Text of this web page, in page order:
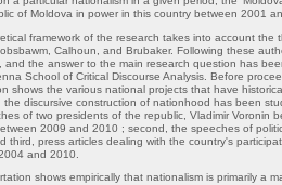
of Moldova in power in this country between 2001
framework of the research takes into account the
Calhoun, and Brubaker. Following these
and the answer to the main research question has
School of Critical Discourse Analysis. Before
shows the various national projects that have
the discursive construction of nationhood has been
of two presidents of the republic, Vladimir Voronin
2009 and 2010 ; second, the speeches of
third, press articles dealing with the country's
and 2010.
shows empirically that nationalism is primarily a